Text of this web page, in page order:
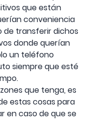
que están
conveniencia
de transferir dichos
donde querían
un teléfono
siempre que esté
que tenga, es
estas cosas para
en caso de que se